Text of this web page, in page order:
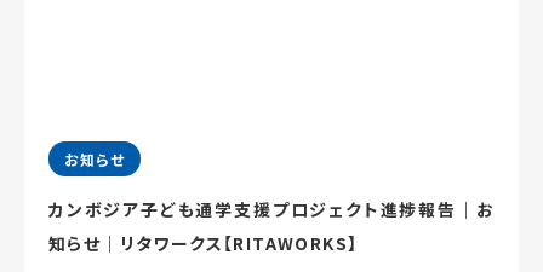
お知らせ
カンボジア子ども通学支援プロジェクト進捗報告｜お
知らせ｜リタワークス【RITAWORKS】